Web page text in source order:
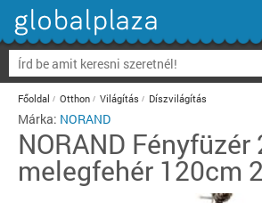
Főoldal Otthon Világítás Díszvilágítás
Márka: NORAND
NORAND Fényfüzér
melegfehér 120cm